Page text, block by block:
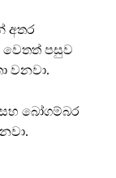
අතර
පසුව
වනවා.
සහ බෝගම්බර